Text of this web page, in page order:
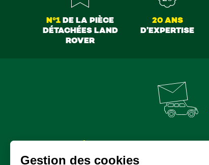
N°1DE LA PIÈCE
DÉTACHÉES LAND
ROVER
20 ANS
D’EXPERTISE